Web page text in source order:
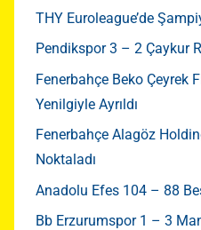
THY Euroleague’de
Pendikspor 3 – 2 Çaykur
Fenerbahçe Beko Çeyrek
Yenilgiyle Ayrıldı
Fenerbahçe Alagöz
Noktaladı
Anadolu Efes 104 – 88
Bb Erzurumspor 1 – 3